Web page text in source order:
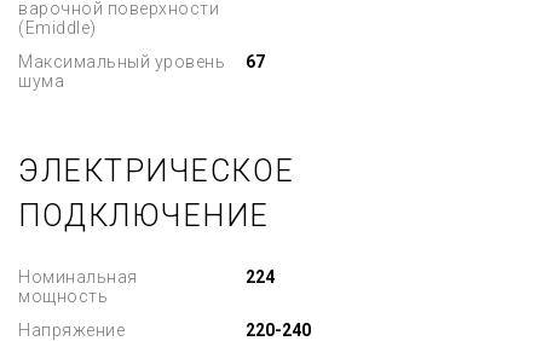
варочной поверхности
(Emiddle)
Максимальный уровень
шума
67
ЭЛЕКТРИЧЕСКОЕ
ПОДКЛЮЧЕНИЕ
Номинальная
мощность
224
Напряжение
220-240